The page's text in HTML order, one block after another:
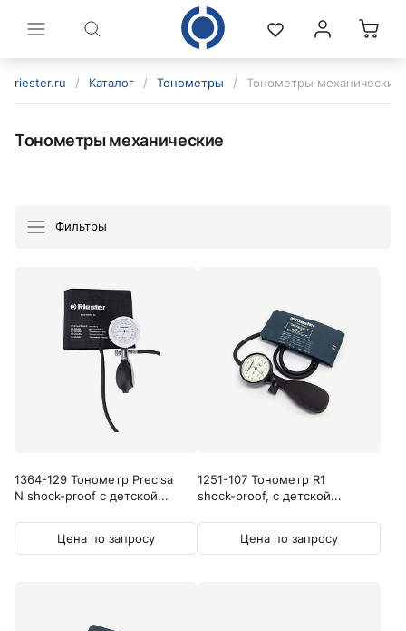
riester.ru / Каталог / Тонометры / Тонометры механические
Тонометры механические
Фильтры
1364-129 Тонометр Precisa
N shock-proof с детской...
Цена по запросу
1251-107 Тонометр R1
shock-proof, с детской...
Цена по запросу
политикой конфиденциальности